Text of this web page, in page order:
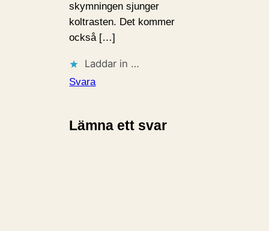
skymningen sjunger
koltrasten. Det kommer
också […]
Laddar in …
Svara
Lämna ett svar